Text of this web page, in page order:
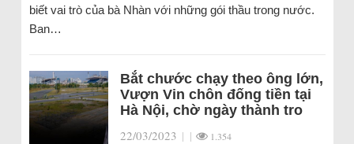
biết vai trò của bà Nhàn với những gói thầu trong nước.
Ban…
Bắt chước chạy theo ông lớn,
Vượn Vin chôn đống tiền tại
Hà Nội, chờ ngày thành tro
22/03/2023 | | 1.354